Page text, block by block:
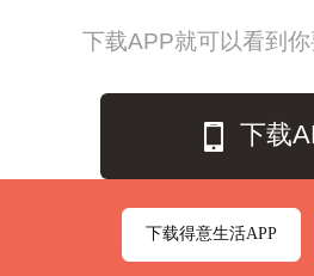
下载APP就可以看到
下载
下载得意生活APP